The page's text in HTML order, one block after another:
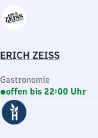
ERICH ZEISS
Gastronomie
offen bis 22:00 Uhr